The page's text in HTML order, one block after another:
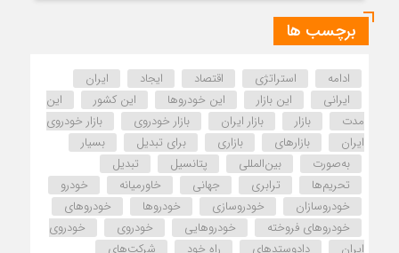
برچسب ها
ادامه استراتژی اقتصاد ایجاد
ایران
ایرانی
این بازار این خودروها این کشور
این
مدت
بازار بازار ایران بازار خودروی
بازار خودروی
ایران
بازارهای بازاری برای تبدیل
بسیار
به‌صورت
بین‌المللی پتانسیل
تبدیل
تحریم‌ها
ترابری جهانی خاورمیانه
خودرو
خودروسازان
خودروسازی خودروها
خودروهای
خودروهای فروخته
خودروهایی خودروی
خودروی
ایران
دادوستدهای راه خود
شرکت‌های